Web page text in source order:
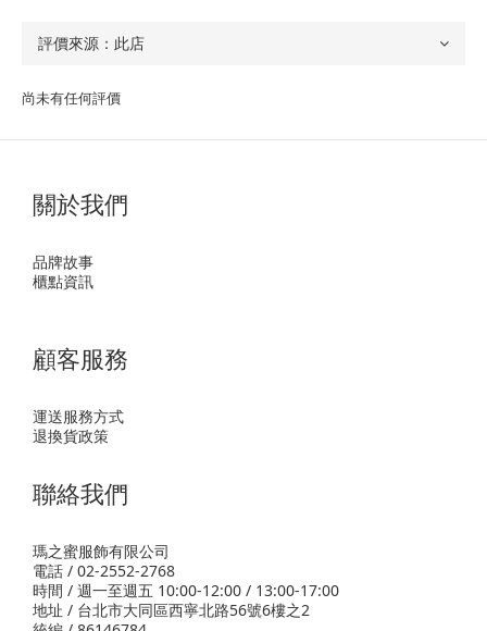
尚未有任何評價
關於我們
品牌故事
櫃點資訊
顧客服務
運送服務方式
退換貨政策
聯絡我們
瑪之蜜服飾有限公司
電話 / 02-2552-2768
時間 / 週一至週五 10:00-12:00 / 13:00-17:00
地址 / 台北市大同區西寧北路56號6樓之2